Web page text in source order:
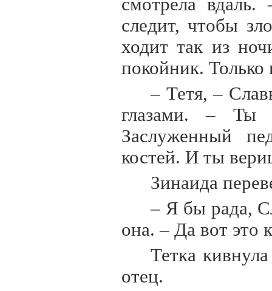
смотрела
следит, чтобы
ходит так из
покойник.
– Тетя, –
глазами. – Ты
Заслуженный
костей. И ты
Зинаида
– Я бы рада,
она. – Да вот это
Тетка
отец.